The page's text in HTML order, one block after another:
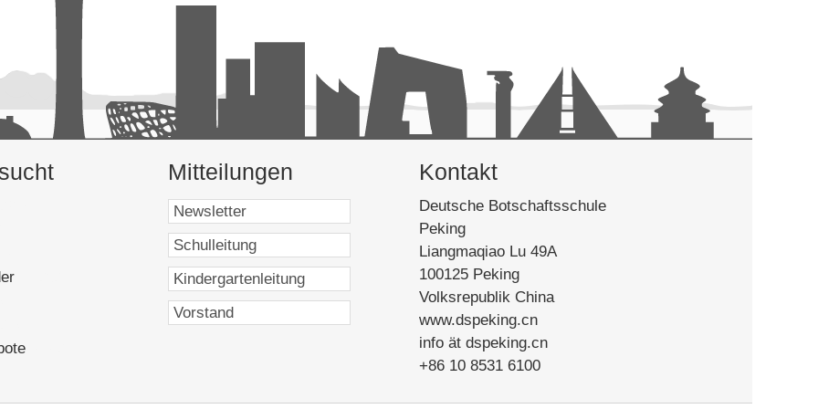
statt. Die Eltern der Viertklässler werden
Elternabend über die Besonderheiten der
richtet der Mittelstufenkoordinator aus. In
die Sechstklässler für die neuen Fünftklässler eine
auch Schüler, die aus anderen Schulen zu uns
Säulen der DSP. Alle Veranstaltungen der
zu werden. Die Schüler sollen sich als einen
wahrnehmen.
gemeinsam jahreszeitliche Feste wie Martinstag,
begehen wir mit gemeinsamem Adventssingen,
Mitteilungen Kontakt
Deutsche Botschaftsschule
Peking
Liangmaqiao Lu 49A
100125 Peking
Volksrepublik China
www.dspeking.cn
info ät dspeking.cn
+86 10 8531 6100